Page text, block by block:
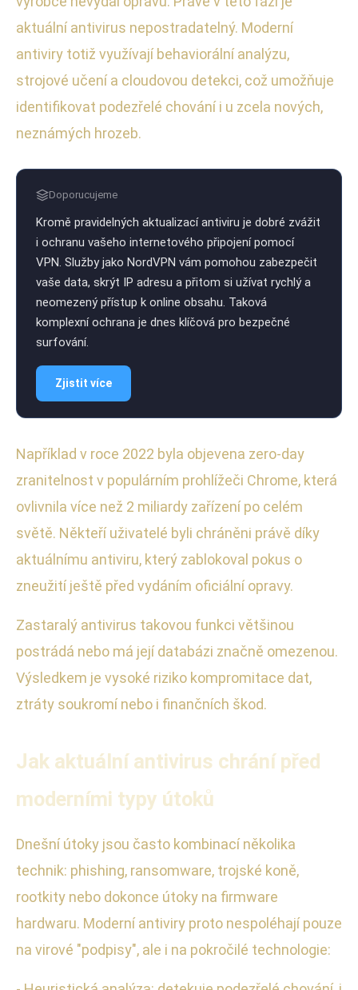
aktuální antivirus nepostradatelný. Moderní
antiviry totiž využívají behaviorální analýzu,
strojové učení a cloudovou detekci, což umožňuje
identifikovat podezřelé chování i u zcela nových,
neznámých hrozeb.
Doporucujeme
Kromě pravidelných aktualizací antiviru je dobré zvážit
i ochranu vašeho internetového připojení pomocí
VPN. Služby jako NordVPN vám pomohou zabezpečit
vaše data, skrýt IP adresu a přitom si užívat rychlý a
neomezený přístup k online obsahu. Taková
komplexní ochrana je dnes klíčová pro bezpečné
surfování.
Zjistit více
Například v roce 2022 byla objevena zero-day
zranitelnost v populárním prohlížeči Chrome, která
ovlivnila více než 2 miliardy zařízení po celém
světě. Někteří uživatelé byli chráněni právě díky
aktuálnímu antiviru, který zablokoval pokus o
zneužití ještě před vydáním oficiální opravy.
Zastaralý antivirus takovou funkci většinou
postrádá nebo má její databázi značně omezenou.
Výsledkem je vysoké riziko kompromitace dat,
ztráty soukromí nebo i finančních škod.
Jak aktuální antivirus chrání před
moderními typy útoků
Dnešní útoky jsou často kombinací několika
technik: phishing, ransomware, trojské koně,
rootkity nebo dokonce útoky na firmware
hardwaru. Moderní antiviry proto nespoléhají pouze
na virové "podpisy", ale i na pokročilé technologie: